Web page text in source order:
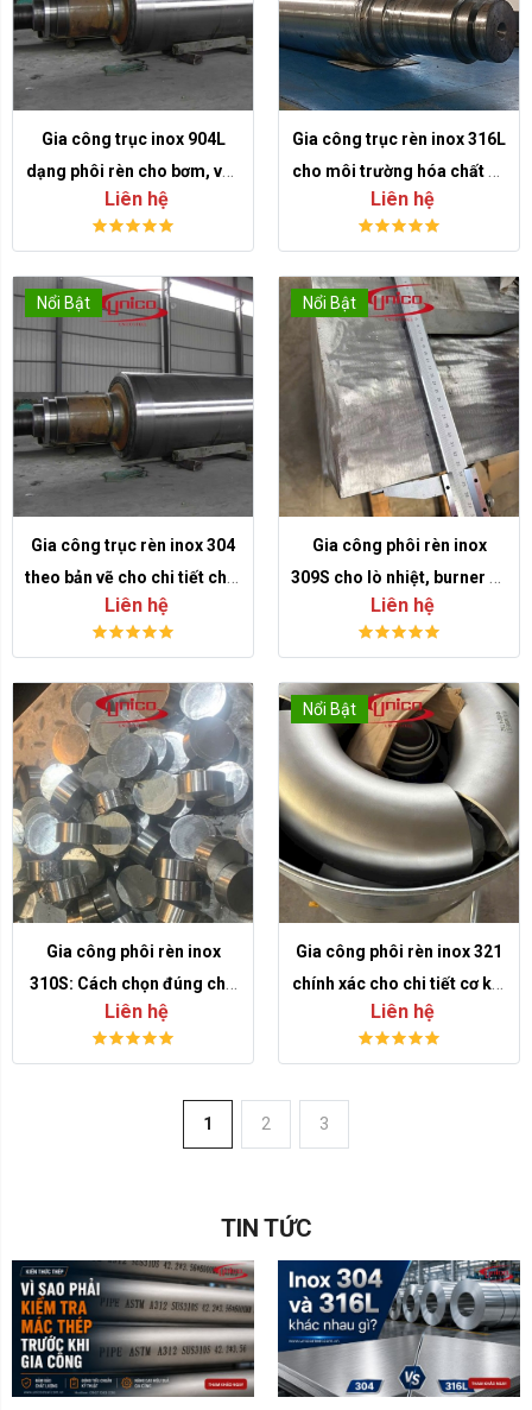
Gia công trục inox 904L
dạng phôi rèn cho bơm, van
và thiết bị hóa chất
Liên hệ
Gia công trục rèn inox 316L
cho môi trường hóa chất và
ven biển
Liên hệ
Nổi Bật
Gia công trục rèn inox 304
theo bản vẽ cho chi tiết chịu
lực, chống ăn mòn
Liên hệ
Nổi Bật
Gia công phôi rèn inox
309S cho lò nhiệt, burner và
vách ngăn nhiệt
Liên hệ
Gia công phôi rèn inox
310S: Cách chọn đúng cho
môi trường nhiệt cao
Liên hệ
Nổi Bật
Gia công phôi rèn inox 321
chính xác cho chi tiết cơ khí
nhiệt cao
Liên hệ
1 2 3
TIN TỨC